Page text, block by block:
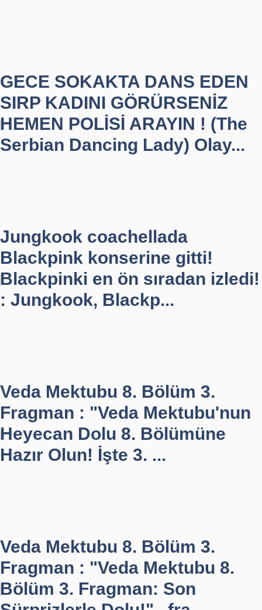
GECE SOKAKTA DANS EDEN
SIRP KADINI GÖRÜRSENİZ
HEMEN POLİSİ ARAYIN ! (The
Serbian Dancing Lady) Olay...
Jungkook coachellada
Blackpink konserine gitti!
Blackpinki en ön sıradan izledi!
: Jungkook, Blackp...
Veda Mektubu 8. Bölüm 3.
Fragman : "Veda Mektubu'nun
Heyecan Dolu 8. Bölümüne
Hazır Olun! İşte 3. ...
Veda Mektubu 8. Bölüm 3.
Fragman : "Veda Mektubu 8.
Bölüm 3. Fragman: Son